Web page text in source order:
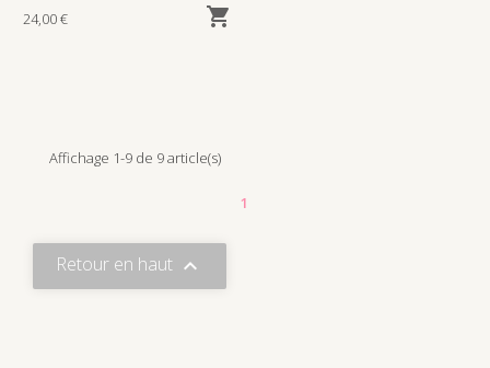
24,00 € 
Affichage 1-9 de 9 article(s)
1
Retour en haut 